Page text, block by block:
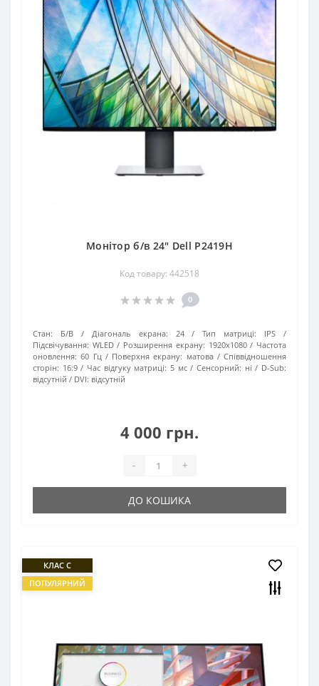
Монітор б/в 24" Dell P2419H
Код товару: 442518
0
Стан: Б/В Діагональ екрана: 24 Тип матриці:
IPS
Підсвічування: WLED Розширення екрану: 1920х1080
Частота
оновлення: 60 Гц Поверхня екрану: матова
Співвідношення
сторін: 16:9 Час відгуку матриці: 5 мс Сенсорний: ні
D-Sub:
відсутній
DVI: відсутній
4 000 грн.
- +
ДО КОШИКА
КЛАС C
ПОПУЛЯРНИЙ